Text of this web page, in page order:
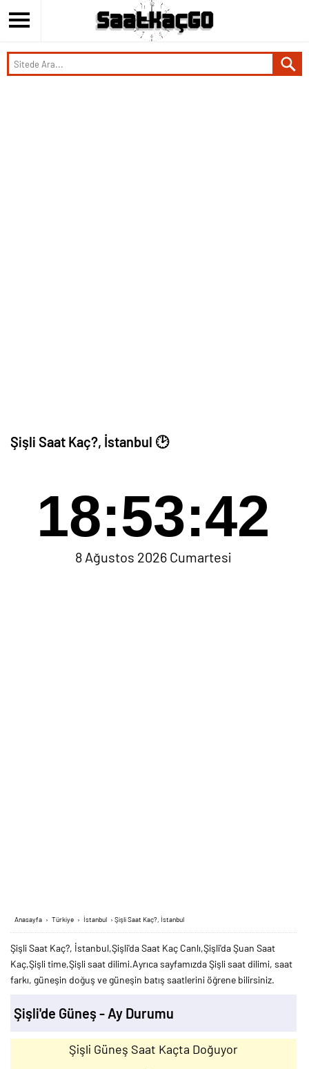
Şişli Saat Kaç?, İstanbul 🕑
18:53:42
8 Ağustos 2026 Cumartesi
Anasayfa › Türkiye › İstanbul › Şişli Saat Kaç?, İstanbul
Şişli Saat Kaç?, İstanbul,Şişli'da Saat Kaç Canlı,Şişli'da Şuan Saat
Kaç,Şişli time,Şişli saat dilimi.Ayrıca sayfamızda Şişli saat dilimi, saat
farkı, güneşin doğuş ve güneşin batış saatlerini öğrene bilirsiniz.
Şişli'de Güneş - Ay Durumu
Şişli Güneş Saat Kaçta Doğuyor